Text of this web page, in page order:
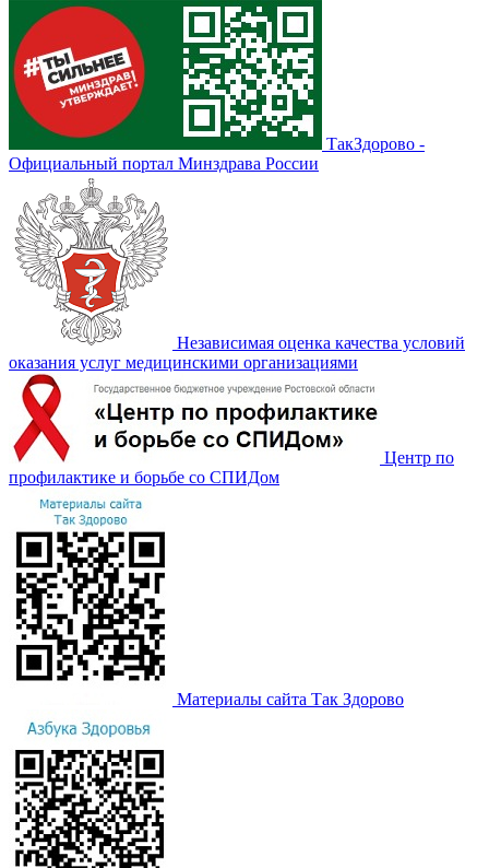
ТакЗдорово -
Официальный портал Минздрава России
Независимая оценка качества условий
оказания услуг медицинскими организациями
Центр по
профилактике и борьбе со СПИДом
Материалы сайта Так Здорово